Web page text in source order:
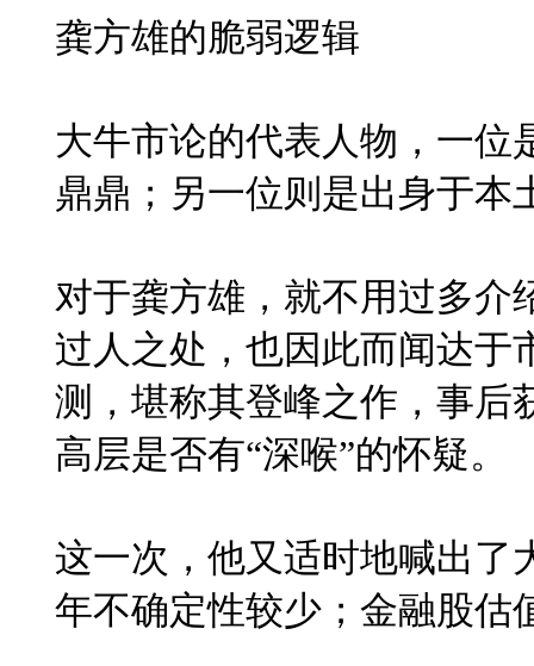
龚方雄的脆弱逻辑
大牛市论的代表人物，一位
鼎鼎；另一位则是出身于本
对于龚方雄，就不用过多介
过人之处，也因此而闻达于
测，堪称其登峰之作，事后
高层是否有“深喉”的怀疑。
这一次，他又适时地喊出了
年不确定性较少；金融股估